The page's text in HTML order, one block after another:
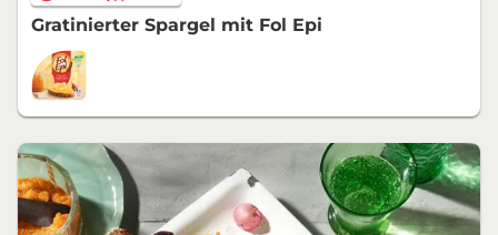
Gratinierter Spargel mit Fol Epi